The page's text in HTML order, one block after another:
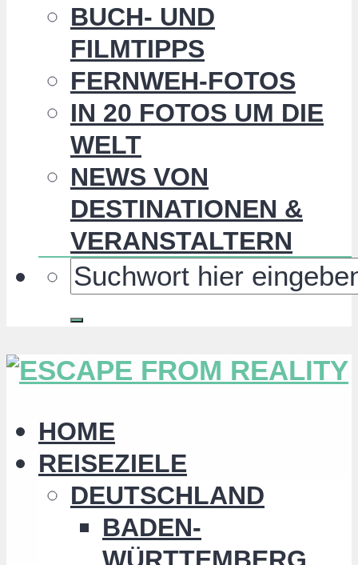
BUCH- UND
FILMTIPPS
FERNWEH-FOTOS
IN 20 FOTOS UM DIE
WELT
NEWS VON
DESTINATIONEN &
VERANSTALTERN
HOME
REISEZIELE
DEUTSCHLAND
BADEN-